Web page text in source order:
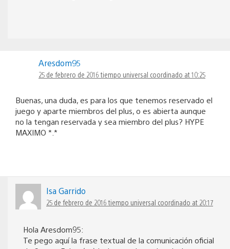
Aresdom95
25 de febrero de 2016 tiempo universal coordinado at 10:25
Buenas, una duda, es para los que tenemos reservado el
juego y aparte miembros del plus, o es abierta aunque
no la tengan reservada y sea miembro del plus? HYPE
MAXIMO *.*
Isa Garrido
25 de febrero de 2016 tiempo universal coordinado at 20:17
Hola Aresdom95:
Te pego aquí la frase textual de la comunicación oficial